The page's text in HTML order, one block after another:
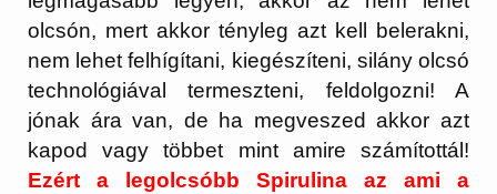
olcsón, mert akkor tényleg azt kell belerakni,
nem lehet felhígítani, kiegészíteni, silány olcsó
technológiával termeszteni, feldolgozni! A
jónak ára van, de ha megveszed akkor azt
kapod vagy többet mint amire számítottál!
Ezért a legolcsóbb Spirulina az ami a